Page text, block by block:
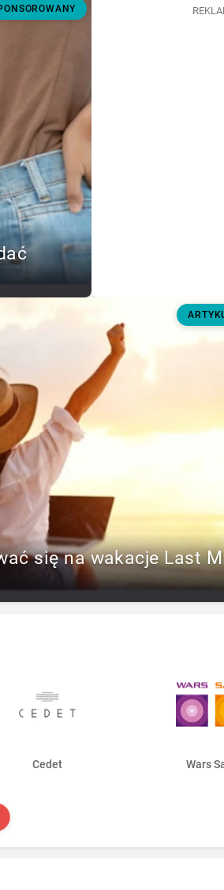
się na wakacje Last
Cedet Wars